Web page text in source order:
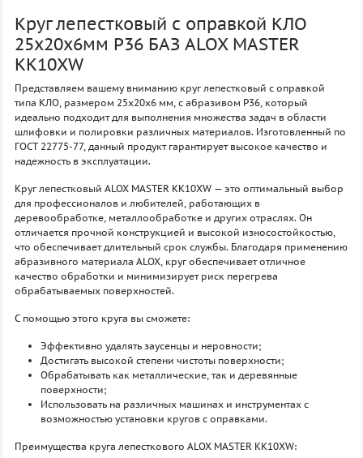
Круг лепестковый с оправкой КЛО
25х20х6мм P36 БАЗ ALOX MASTER
KK10XW
Представляем вашему вниманию круг лепестковый с оправкой
типа КЛО, размером 25х20х6 мм, с абразивом P36, который
идеально подходит для выполнения множества задач в области
шлифовки и полировки различных материалов. Изготовленный по
ГОСТ 22775-77, данный продукт гарантирует высокое качество и
надежность в эксплуатации.
Круг лепестковый ALOX MASTER KK10XW — это оптимальный выбор
для профессионалов и любителей, работающих в
деревообработке, металлообработке и других отраслях. Он
отличается прочной конструкцией и высокой износостойкостью,
что обеспечивает длительный срок службы. Благодаря применению
абразивного материала ALOX, круг обеспечивает отличное
качество обработки и минимизирует риск перегрева
обрабатываемых поверхностей.
С помощью этого круга вы сможете:
Эффективно удалять заусенцы и неровности;
Достигать высокой степени чистоты поверхности;
Обрабатывать как металлические, так и деревянные
поверхности;
Использовать на различных машинах и инструментах с
возможностью установки кругов с оправками.
Преимущества круга лепесткового ALOX MASTER KK10XW: